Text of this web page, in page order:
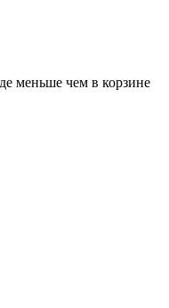
меньше чем в корзине